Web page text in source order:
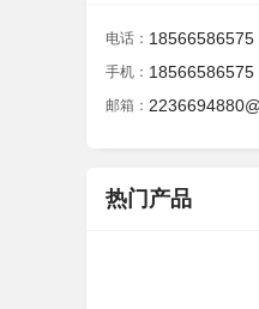
电话： 18566586575
手机： 18566586575
邮箱：
热门产品